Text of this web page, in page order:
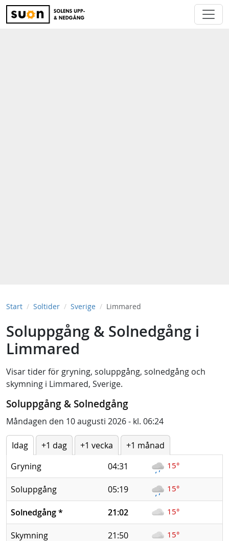
Start Soltider Sverige Limmared
Soluppgång & Solnedgång i
Limmared
Visar tider för gryning, soluppgång, solnedgång och
skymning i Limmared, Sverige.
Soluppgång & Solnedgång
Måndagen den 10 augusti 2026 - kl. 06:24
Idag +1 dag +1 vecka
+1 månad
Gryning
04:31 15°
Soluppgång 05:19 15°
Solnedgång* 21:02 15°
Skymning 21:50 15°